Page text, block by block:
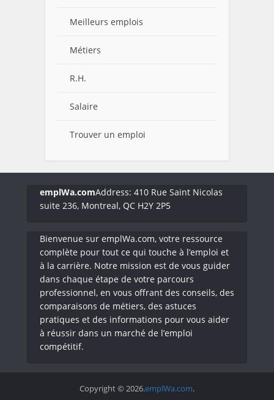
Meilleurs emplois
Métiers
R.H.
Salaire
Trouver un emploi
emplWa.comAddress: 410 Rue Saint Nicolas
suite 236, Montreal, QC H2Y 2P5
Bienvenue sur emplWa.com, votre ressource
complète pour tout ce qui touche à l’emploi et
à la carrière. Notre mission est de vous guider
dans chaque étape de votre parcours
professionnel, en vous offrant des conseils, des
comparaisons de métiers, des astuces
pratiques et des informations pour vous aider
à réussir dans un marché de l’emploi
compétitif.
Copyright © 2026.emplWa.com.